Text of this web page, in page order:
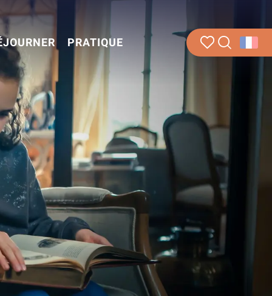
Recherche
PRATIQUE